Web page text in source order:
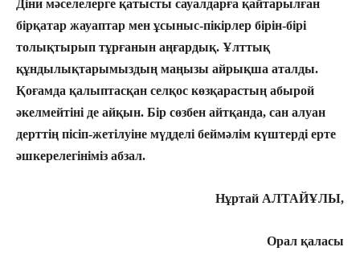
Діни мәселелерге қатысты сауалдарға қайтарылған
бірқатар жауаптар мен ұсыныс-пікірлер бірін-бірі
толықтырып тұрғанын аңғардық. Ұлттық
құндылықтарымыздың маңызы айрықша аталды.
Қоғамда қалыптасқан селқос көзқарастың абырой
әкелмейтіні де айқын. Бір сөзбен айтқанда, сан алуан
дерттің пісіп-жетілуіне мүдделі беймәлім күштерді ерте
әшкерелегініміз абзал.
Нұртай АЛТАЙҰЛЫ,
Орал қаласы